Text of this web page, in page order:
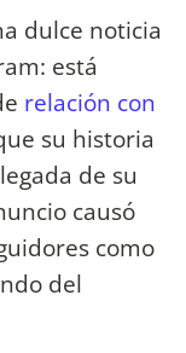
dulce noticia
está
relación con
su historia
de su
causó
como
del